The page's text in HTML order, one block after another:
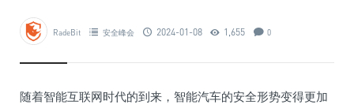
RadeBit 安全峰会 2024-01-08 1,655 0
随着智能互联网时代的到来，智能汽车的安全形势变得更加